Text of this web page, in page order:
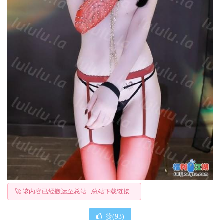
🚀 该内容已经搬运至总站 - 总站下载链接...
赞(93)